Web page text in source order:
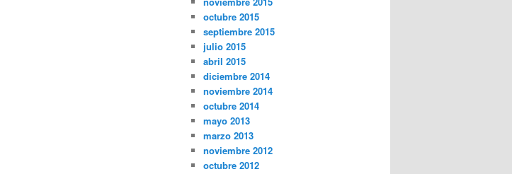
octubre 2015
septiembre 2015
julio 2015
abril 2015
diciembre 2014
noviembre 2014
octubre 2014
mayo 2013
marzo 2013
noviembre 2012
octubre 2012